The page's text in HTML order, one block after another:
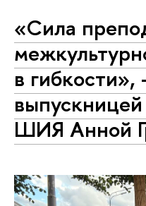
«Сила
в
ШИЯ Анной